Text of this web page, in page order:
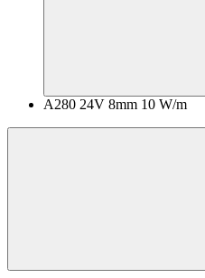
A280 24V 8mm 10 W/m